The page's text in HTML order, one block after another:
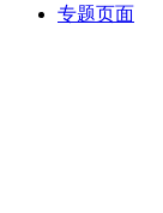
专题页面